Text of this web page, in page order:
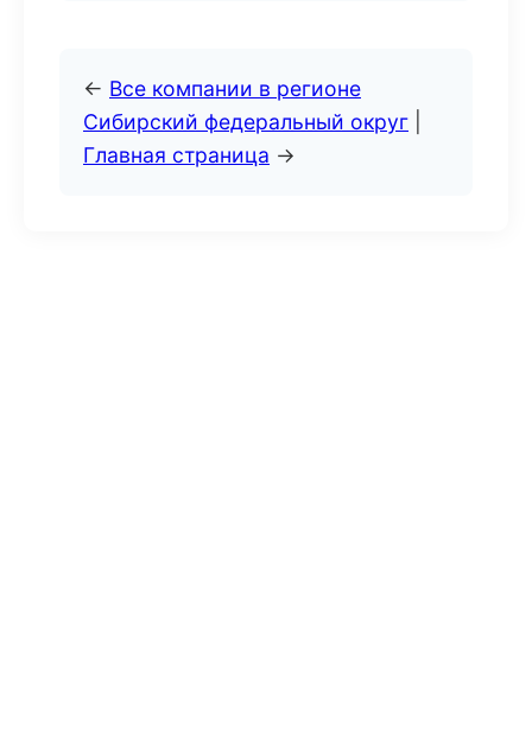
← Все компании в регионе
Сибирский федеральный округ
Главная страница →